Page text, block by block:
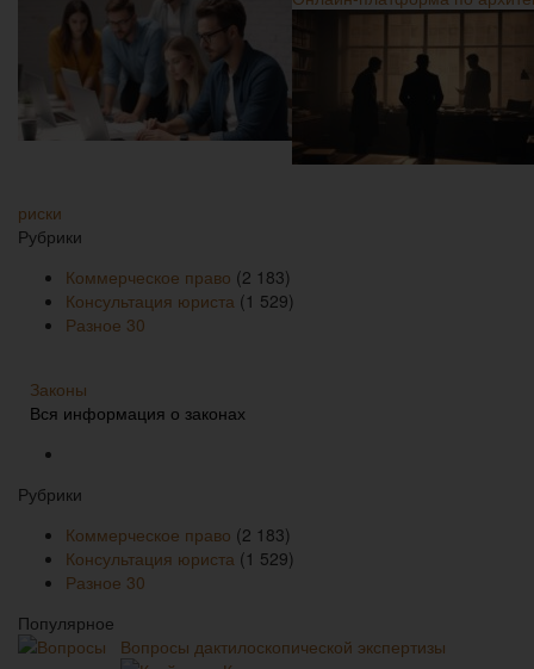
риски
Рубрики
Коммерческое право (2 183)
Консультация юриста (1 529)
Разное 30
Законы
Вся информация о законах
Рубрики
Коммерческое право (2 183)
Консультация юриста (1 529)
Разное 30
Популярное
Вопросы дактилоскопической экспертизы